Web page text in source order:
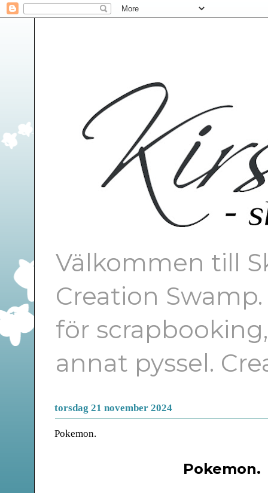
Välkommen till
Creation
för
annat pyssel.
torsdag 21 november 2024
Pokemon.
Pokemon.